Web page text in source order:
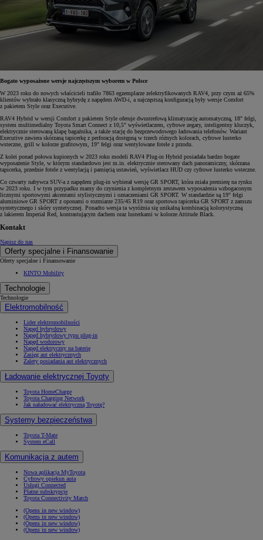
Bogato wyposażone wersje najczęstszym wyborem w Polsce
W 2023 roku do nowych właścicieli trafiło 7863 egzemplarze zelektryfikowanych RAV4, przy czym aż 65%
klientów wybrało klasyczną hybrydę z napędem AWD-i, a najczęstszą konfiguracją były wersje Comfort
z pakietem Style oraz Executive.
RAV4 Hybrid w wersji Comfort z pakietem Style oferuje dwustrefową klimatyzację automatyczną, 18" felgi,
system multimedialny Toyota Smart Connect z 10,5" wyświetlaczem, cyfrowe zegary, inteligentny kluczyk,
elektrycznie sterowaną klapę bagażnika, a także stację do bezprzewodowego ładowania telefonów. Wariant
Executive zawiera skórzaną tapicerkę z perforacją dostępną w trzech różnych kolorach, cyfrowe lusterko
wsteczne, grill w kolorze grafitowym, 19" felgi oraz wentylowane fotele z przodu.
Z kolei ponad połowa kupionych w 2023 roku modeli RAV4 Plug-in Hybrid posiadała bardzo bogate
wyposażenie Style, w którym standardowo jest m.in. elektrycznie sterowany dach panoramiczny, skórzana
tapicerka, przednie fotele z wentylacją i pamięcią ustawień, wyświetlacz HUD czy cyfrowe lusterko wsteczne.
Co czwarty nabywca SUV-a z napędem plug-in wybierał wersję GR SPORT, która miała premierę na rynku
w 2023 roku. I w tym przypadku mamy do czynienia z kompletnym zestawem wyposażenia wzbogaconym
licznymi sportowymi akcentami stylistycznymi i oznaczeniami GR SPORT. W standardzie są 19" felgi
aluminiowe GR SPORT z oponami o rozmiarze 235/45 R19 oraz sportowa tapicerka GR SPORT z zamszu
syntetycznego i skóry syntetycznej. Ponadto wersja ta wyróżnia się unikalną kombinacją kolorystyczną
z lakierem Imperial Red, kontrastującym dachem oraz lusterkami w kolorze Attitude Black.
Kontakt
Napisz do nas
Oferty specjalne i Finansowanie
Oferty specjalne i Finansowanie
KINTO Mobility
Technologie
Technologie
Elektromobilność
Lider elektromobilności
Napęd hybrydowy
Napęd hybrydowy typu plug-in
Napęd wodorowy
Napęd elektryczny na baterię
Zasięg aut elektrycznych
Zalety posiadania aut elektrycznych
Ładowanie elektrycznej Toyoty
Toyota HomeCharge
Toyota Charging Network
Jak naładować elektryczną Toyotę?
Systemy bezpieczeństwa
Toyota T-Mate
System eCall
Komunikacja z autem
Nowa aplikacja MyToyota
Cyfrowy opiekun auta
Usługi Connected
Płatne subskrypcje
Toyota Connectivity Match
(Opens in new window)
(Opens in new window)
(Opens in new window)
(Opens in new window)